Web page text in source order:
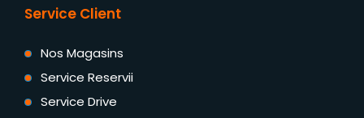
Service Client
Nos Magasins
Service Reservii
Service Drive